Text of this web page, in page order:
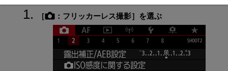
［ ： フリッカーレス撮影］を選ぶ